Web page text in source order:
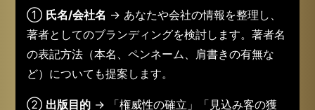
① 氏名/会社名→ あなたや会社の情報を整理し、
著者としてのブランディングを検討します。著者名